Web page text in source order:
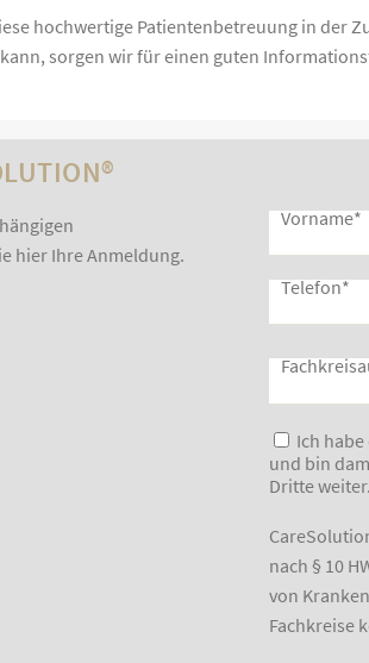
hochwertige Patientenbetreuung in der
sorgen wir für einen guten
hier Ihre Anmeldung.
Vorname*
Telefon*
Bitte lasse
Ich habe
und bin
Dritte weiter.
nach § 10
von
Fachkreise